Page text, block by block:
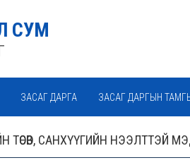
СУМ
ЗАСАГ ДАРГА ЗАСАГ ДАРГЫН
САНХҮҮГИЙН НЭЭЛТТЭЙ